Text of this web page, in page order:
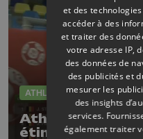
ATHLÉTISME
Athlé: Jada-
étincellante aux
et des
accéder à des
et traiter des
votre adresse IP,
des données de
des publicités et
mesurer les
des insights
services.
également traiter